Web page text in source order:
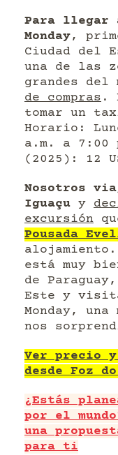
Para llegar
Monday,
Ciudad del
una de las
grandes del
de compras .
tomar un
Horario:
a.m. a 7:00
(2025): 12
Nosotros
Iguaçu y
excursión
Pousada
está muy
de
Este y
Monday,
nos
Ver precio
desde Foz
¿Estás
por el
una
para ti